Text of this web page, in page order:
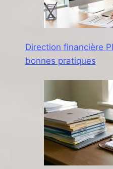
Direction financière
bonnes pratiques